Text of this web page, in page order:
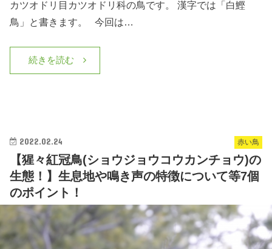
カツオドリ目カツオドリ科の鳥です。 漢字では「白鰹
鳥」と書きます。 今回は…
続きを読む
2022.02.24 赤い鳥
【猩々紅冠鳥(ショウジョウコウカンチョウ)の
生態！】生息地や鳴き声の特徴について等7個
のポイント！